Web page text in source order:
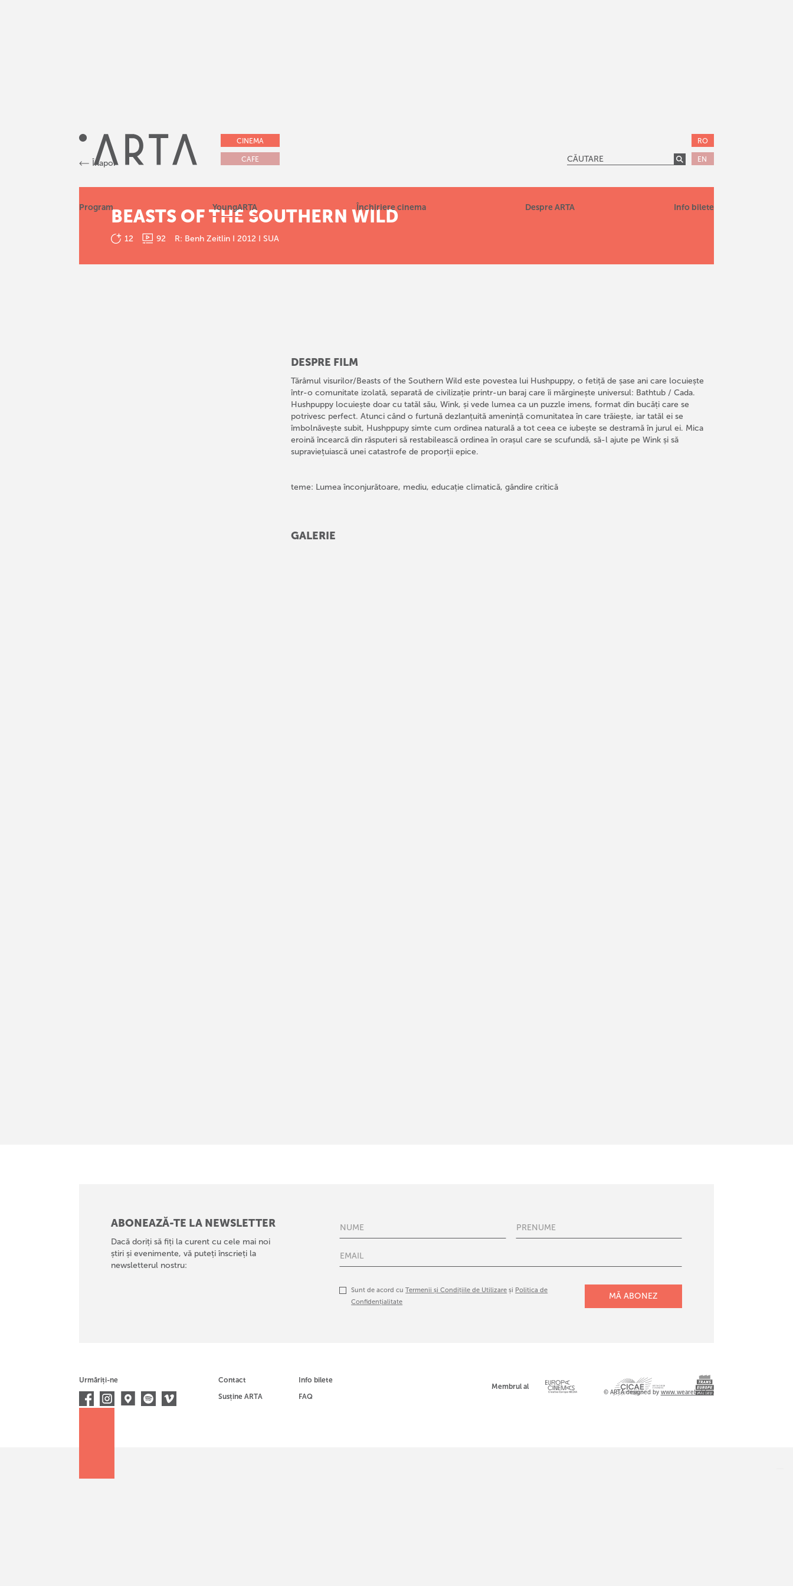
CINEMA
CAFE
RO
EN
Program YoungARTA Închiriere cinema Despre ARTA Info bilete
Înapoi
BEASTS OF THE SOUTHERN WILD
12 92 R: Benh Zeitlin I 2012 I SUA
DESPRE FILM
Tărâmul visurilor/Beasts of the Southern Wild este povestea lui Hushpuppy, o fetiță de șase ani care locuiește
într-o comunitate izolată, separată de civilizație printr-un baraj care îi mărginește universul: Bathtub / Cada.
Hushpuppy locuiește doar cu tatăl său, Wink, și vede lumea ca un puzzle imens, format din bucăți care se
potrivesc perfect. Atunci când o furtună dezlanțuită amenință comunitatea în care trăiește, iar tatăl ei se
îmbolnăvește subit, Hushppupy simte cum ordinea naturală a tot ceea ce iubește se destramă în jurul ei. Mica
eroină încearcă din răsputeri să restabilească ordinea în orașul care se scufundă, să-l ajute pe Wink și să
supraviețuiască unei catastrofe de proporții epice.
teme: Lumea înconjurătoare, mediu, educație climatică, gândire critică
GALERIE
ABONEAZĂ-TE LA NEWSLETTER
Dacă doriți să fiți la curent cu cele mai noi
știri și evenimente, vă puteți înscrieți la
newsletterul nostru:
Sunt de acord cuTermenii și Condițiile de Utilizare și Politica de
Confidențialitate
Urmăriți-ne
Contact
Susține ARTA
Info bilete
FAQ
Membrul al
© ARTA designed by www.wearebold.ro